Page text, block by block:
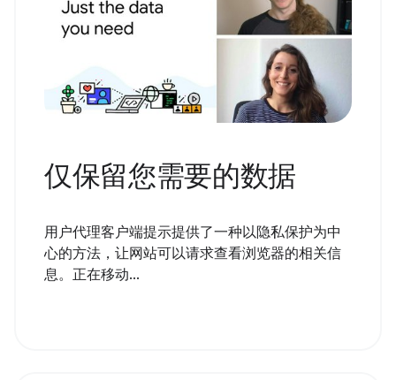
仅保留您需要的数据
用户代理客户端提示提供了一种以隐私保护为中
心的方法，让网站可以请求查看浏览器的相关信
息。正在移动...